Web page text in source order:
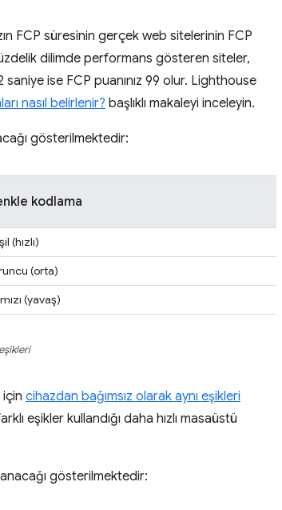
FCP süresinin gerçek web sitelerinin FCP
dilimde performans gösteren siteler,
ise FCP puanınız 99 olur. Lighthouse
nasıl belirlenir? başlıklı makaleyi inceleyin.
gösterilmektedir:
kodlama
(hızlı)
(orta)
(yavaş)
cihazdan bağımsız olarak aynı eşikleri
eşikler kullandığı daha hızlı masaüstü
gösterilmektedir: